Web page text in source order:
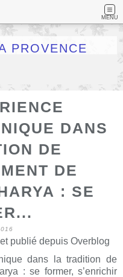
MENU
PROVENCE
DANS
DE
DE
: SE
publié depuis Overblog
dans la tradition de
: se former, s’enrichir